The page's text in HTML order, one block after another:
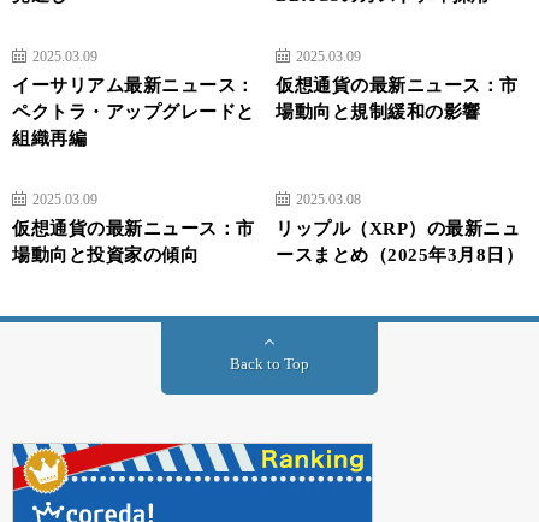
2025.03.09
イーサリアム最新ニュース：
ペクトラ・アップグレードと
組織再編
2025.03.09
仮想通貨の最新ニュース：市
場動向と規制緩和の影響
2025.03.09
仮想通貨の最新ニュース：市
場動向と投資家の傾向
2025.03.08
リップル（XRP）の最新ニュ
ースまとめ（2025年3月8日）
Back to Top